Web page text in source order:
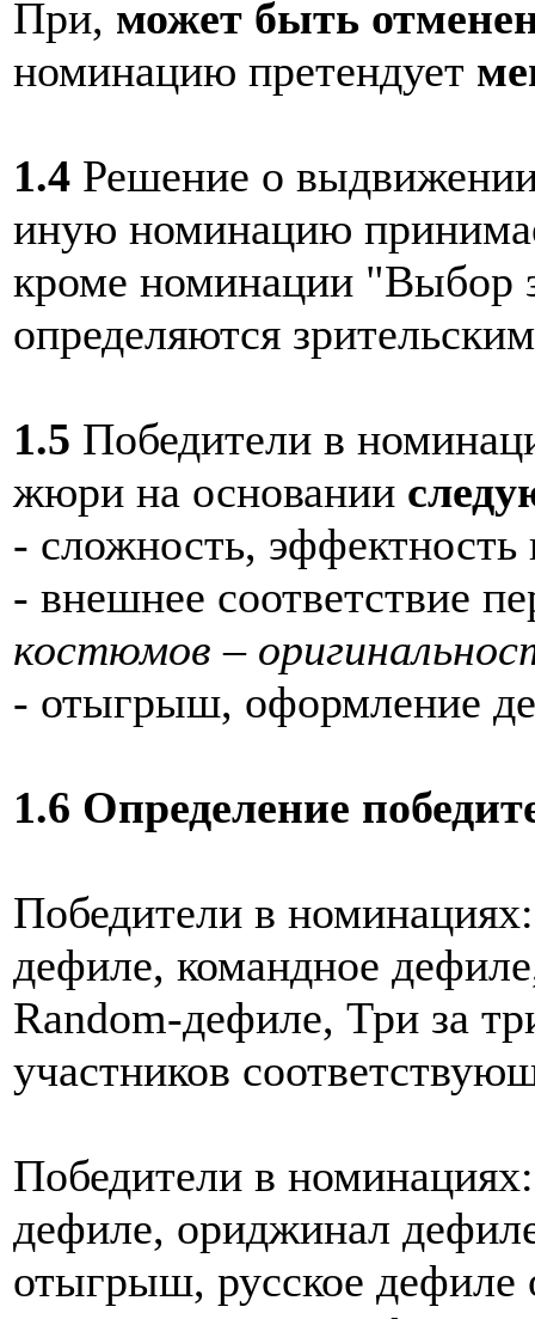
При, может быть
номинацию претендует
1.4 Решение о
иную номинацию
кроме номинации "Выбор
определяются
1.5 Победители в
жюри на основании
- сложность, эффектность
- внешнее соответствие
костюмов –
- отыгрыш, оформление
1.6 Определение
Победители в
дефиле, командное
Random-дефиле, Три за
участников
Победители в
дефиле, ориджинал
отыгрыш, русское дефиле